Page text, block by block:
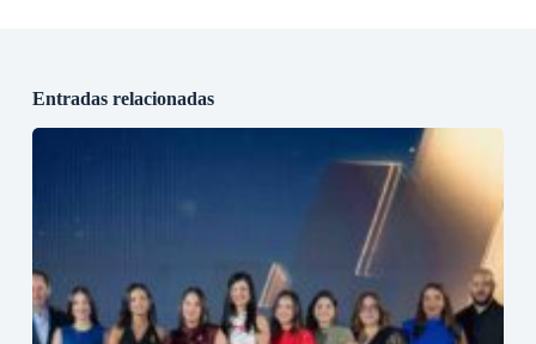
Entradas relacionadas